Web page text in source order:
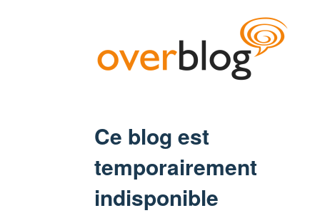
Ce blog est
temporairement
indisponible